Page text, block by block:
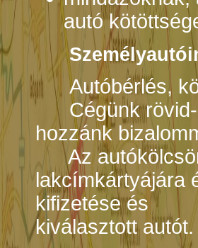
autó
Autóbérlés,
Cégünk rövid-
hozzánk
Az
lakcímkártyájára
kifizetése és
kiválasztott autót.